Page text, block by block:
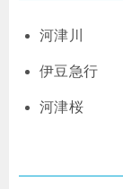
河津川
伊豆急行
河津桜